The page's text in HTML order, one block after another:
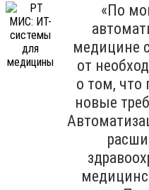
«По
медицине
от
о том, что
новые